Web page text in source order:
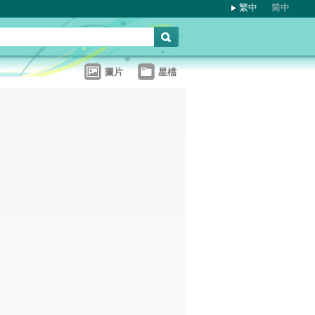
繁中 简中
圖片 星檔